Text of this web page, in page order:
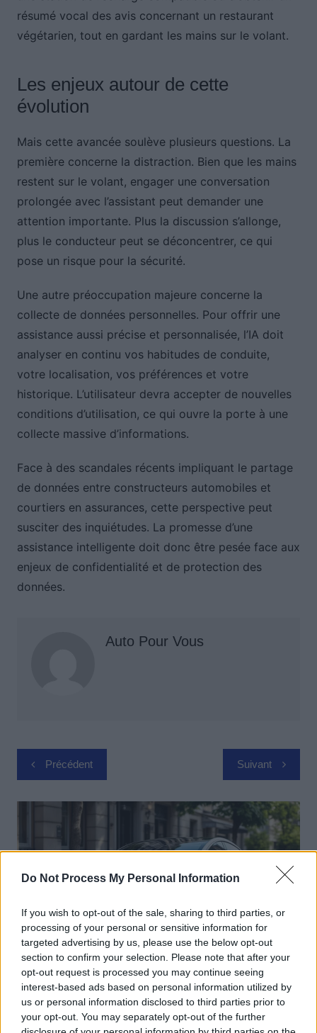
Do Not Process My Personal Information
If you wish to opt-out of the sale, sharing to third parties, or
processing of your personal or sensitive information for
targeted advertising by us, please use the below opt-out
section to confirm your selection. Please note that after your
opt-out request is processed you may continue seeing
interest-based ads based on personal information utilized by
us or personal information disclosed to third parties prior to
your opt-out. You may separately opt-out of the further
résumé vocal des avis concernant un restaurant
végétarien, tout en gardant les mains sur le volant.
Les enjeux autour de cette
évolution
Mais cette avancée soulève plusieurs questions. La
première concerne la distraction. Bien que les mains
restent sur le volant, engager une conversation
prolongée avec l’assistant peut demander une
attention importante. Plus la discussion s’allonge,
plus le conducteur peut se déconcentrer, ce qui
pose un risque pour la sécurité.
Une autre préoccupation majeure concerne la
collecte de données personnelles. Pour offrir une
assistance aussi précise et personnalisée, l’IA doit
analyser en continu vos habitudes de conduite,
votre localisation, vos préférences et votre
historique. L’utilisateur devra accepter de nouvelles
conditions d’utilisation, ce qui ouvre la porte à une
collecte massive d’informations.
Face à des scandales récents impliquant le partage
de données entre constructeurs automobiles et
courtiers en assurances, cette perspective peut
susciter des inquiétudes. La promesse d’une
assistance intelligente doit donc être pesée face aux
enjeux de confidentialité et de protection des
données.
Auto Pour Vous
Navigation
de
l’article
Précédent Suivant
Actus Info
Elon Musk nuirait gravement à Tesla
selon une étude européenne